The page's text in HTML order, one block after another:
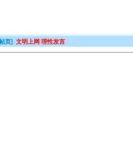
页] 文明上网 理性发言